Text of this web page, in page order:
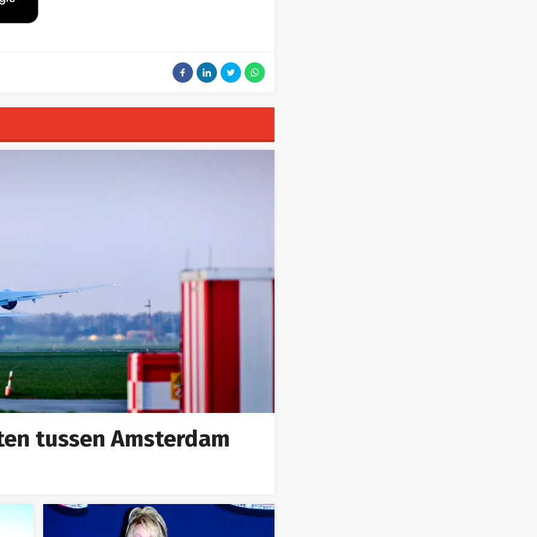
tussen Amsterdam